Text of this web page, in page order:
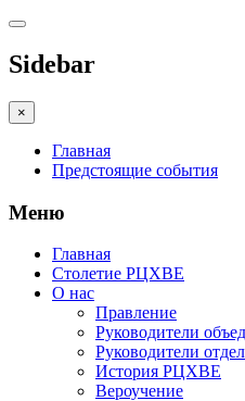
Sidebar
×
Главная
Предстоящие события
Меню
Главная
Столетие РЦХВЕ
О нас
Правление
Руководители
Руководители
История РЦХВЕ
Вероучение